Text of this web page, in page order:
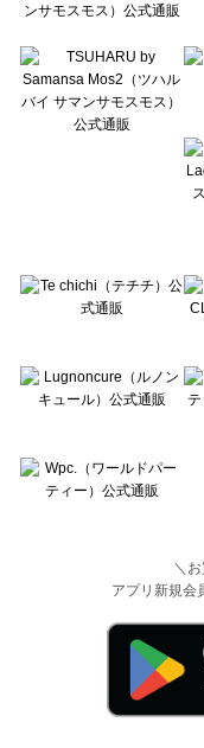
Te chichi CLASSIC（テチチ ク
Lugnoncure（ルノンキュール
BETTY'S BLUE（べティーズブ
Wpc.（ワールドパーティー）
＼
アプリ新規会